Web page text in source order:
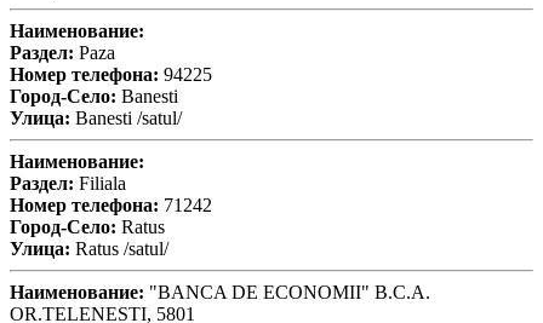
Наименование:
Раздел: Paza
Номер телефона: 94225
Город-Село: Banesti
Улица: Banesti /satul/
Наименование:
Раздел: Filiala
Номер телефона: 71242
Город-Село: Ratus
Улица: Ratus /satul/
Наименование: "BANCA DE ECONOMII" B.C.A.
OR.TELENESTI, 5801